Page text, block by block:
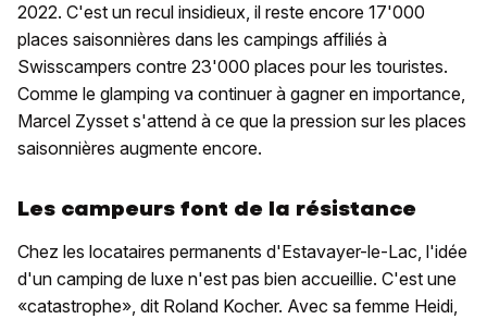
2022. C'est un recul insidieux, il reste encore 17'000
places saisonnières dans les campings affiliés à
Swisscampers contre 23'000 places pour les touristes.
Comme le glamping va continuer à gagner en importance,
Marcel Zysset s'attend à ce que la pression sur les places
saisonnières augmente encore.
Les campeurs font de la résistance
Chez les locataires permanents d'Estavayer-le-Lac, l'idée
d'un camping de luxe n'est pas bien accueillie. C'est une
«catastrophe», dit Roland Kocher. Avec sa femme Heidi,